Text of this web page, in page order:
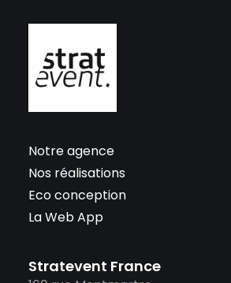
Notre agence
Nos réalisations
Eco conception
La Web App
Stratevent France